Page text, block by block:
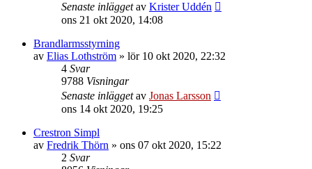
Senaste inläggetav Krister Uddén
ons 21 okt 2020, 14:08
Brandlarmsstyrning
av Elias Lothström » lör 10 okt 2020, 22:32
4 Svar
9788 Visningar
Senaste inläggetav Jonas Larsson
ons 14 okt 2020, 19:25
Crestron Simpl
av Fredrik Thörn » ons 07 okt 2020, 15:22
2 Svar